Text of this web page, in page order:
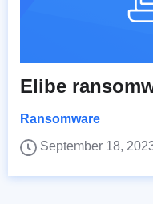
Elibe
Ransomware
September 18,